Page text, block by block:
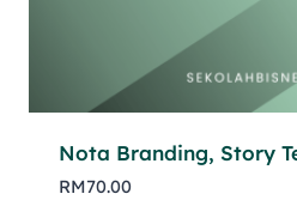
Nota Branding, Story
RM70.00